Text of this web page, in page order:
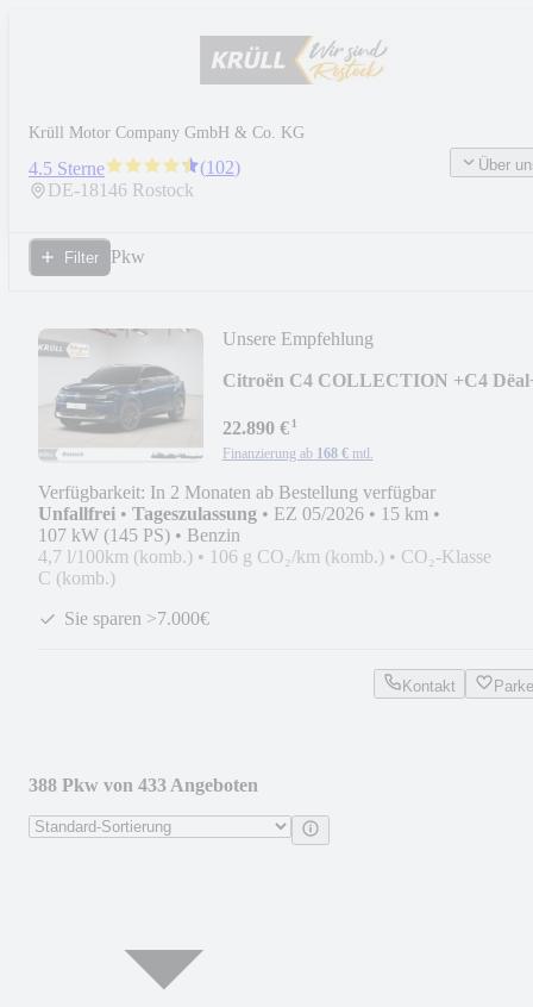
Krüll Motor Company GmbH & Co. KG
4.5 Sterne (102)
DE-18146 Rostock
Über
Filter Pkw
Unsere Empfehlung
Citroën C4 COLLECTION +C4
22.890 €¹
Finanzierung ab 168 € mtl.
Verfügbarkeit: In 2 Monaten ab Bestellung verfügbar
Unfallfrei • Tageszulassung • EZ 05/2026 • 15 km •
107 kW (145 PS) • Benzin
4,7 l/100km (komb.) • 106 g CO₂/km (komb.) • CO₂-Klasse
C (komb.)
Sie sparen >7.000€
Kontakt
388 Pkw von 433 Angeboten